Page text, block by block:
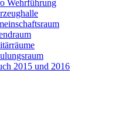
Wehrführung
2015 und 2016